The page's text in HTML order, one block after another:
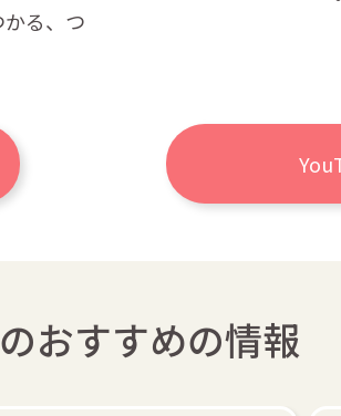
かる、つ
おすすめの情報